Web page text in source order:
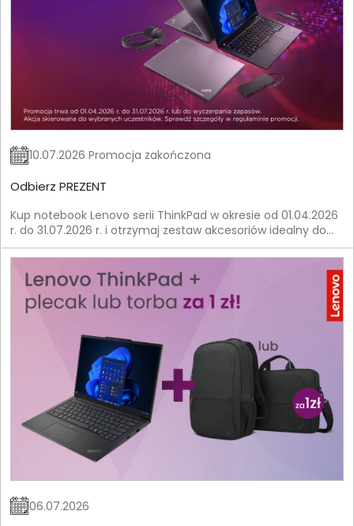
10.07.2026 Promocja zakończona
Odbierz PREZENT
Kup notebook Lenovo serii ThinkPad w okresie od 01.04.2026
r. do 31.07.2026 r. i otrzymaj zestaw akcesoriów idealny do
pracy.
06.07.2026